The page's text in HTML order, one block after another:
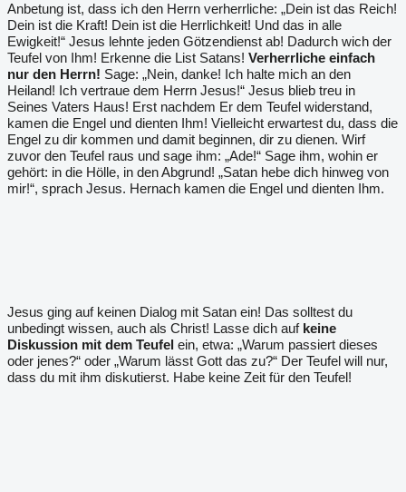
Anbetung ist, dass ich den Herrn verherrliche: „Dein ist das Reich!
Dein ist die Kraft! Dein ist die Herrlichkeit! Und das in alle
Ewigkeit!“ Jesus lehnte jeden Götzendienst ab! Dadurch wich der
Teufel von Ihm! Erkenne die List Satans! Verherrliche einfach
nur den Herrn! Sage: „Nein, danke! Ich halte mich an den
Heiland! Ich vertraue dem Herrn Jesus!“ Jesus blieb treu in
Seines Vaters Haus! Erst nachdem Er dem Teufel widerstand,
kamen die Engel und dienten Ihm! Vielleicht erwartest du, dass die
Engel zu dir kommen und damit beginnen, dir zu dienen. Wirf
zuvor den Teufel raus und sage ihm: „Ade!“ Sage ihm, wohin er
gehört: in die Hölle, in den Abgrund! „Satan hebe dich hinweg von
mir!“, sprach Jesus. Hernach kamen die Engel und dienten Ihm.
Jesus ging auf keinen Dialog mit Satan ein! Das solltest du
unbedingt wissen, auch als Christ! Lasse dich auf keine
Diskussion mit dem Teufel ein, etwa: „Warum passiert dieses
oder jenes?“ oder „Warum lässt Gott das zu?“ Der Teufel will nur,
dass du mit ihm diskutierst. Habe keine Zeit für den Teufel!